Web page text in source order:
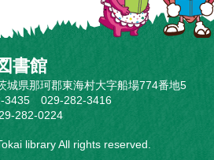
書館
県那珂郡東海村大字船場774番地5
3435 029-282-3416
282-0224
library All rights reserved.